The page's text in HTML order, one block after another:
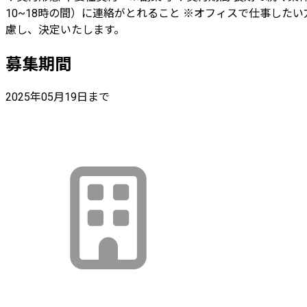
10~18時の間）に連絡がとれること ※オフィスで仕事した
慮し、決定いたします。
募集期間
2025年05月19日まで